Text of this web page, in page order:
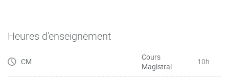
Heures d'enseignement
CM
Cours
Magistral
10h